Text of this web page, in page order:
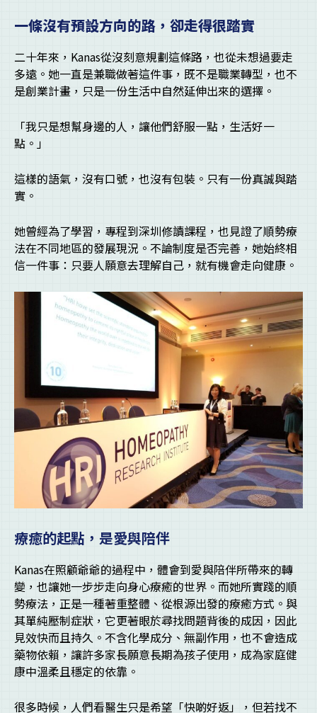
一條沒有預設方向的路，卻走得很踏實
二十年來，Kanas從沒刻意規劃這條路，也從未想過要走
多遠。她一直是兼職做著這件事，既不是職業轉型，也不
是創業計畫，只是一份生活中自然延伸出來的選擇。
「我只是想幫身邊的人，讓他們舒服一點，生活好一
點。」
這樣的語氣，沒有口號，也沒有包裝。只有一份真誠與踏
實。
她曾經為了學習，專程到深圳修讀課程，也見證了順勢療
法在不同地區的發展現況。不論制度是否完善，她始終相
信一件事：只要人願意去理解自己，就有機會走向健康。
療癒的起點，是愛與陪伴
Kanas在照顧爺爺的過程中，體會到愛與陪伴所帶來的轉
變，也讓她一步步走向身心療癒的世界。而她所實踐的順
勢療法，正是一種著重整體、從根源出發的療癒方式。與
其單純壓制症狀，它更著眼於尋找問題背後的成因，因此
見效快而且持久。不含化學成分、無副作用，也不會造成
藥物依賴，讓許多家長願意長期為孩子使用，成為家庭健
康中溫柔且穩定的依靠。
很多時候，人們看醫生只是希望「快啲好返」，但若找不